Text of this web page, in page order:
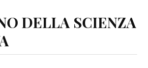
DELLA SCIENZA